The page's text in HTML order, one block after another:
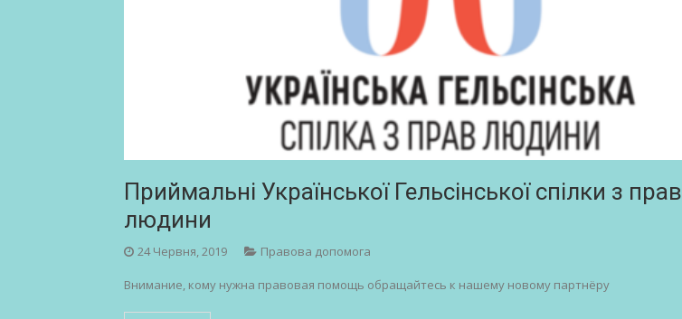
Приймальні Української Гельсінської спілки з прав
людини
24 Червня, 2019 Правова допомога
Внимание, кому нужна правовая помощь обращайтесь к нашему новому партнёру